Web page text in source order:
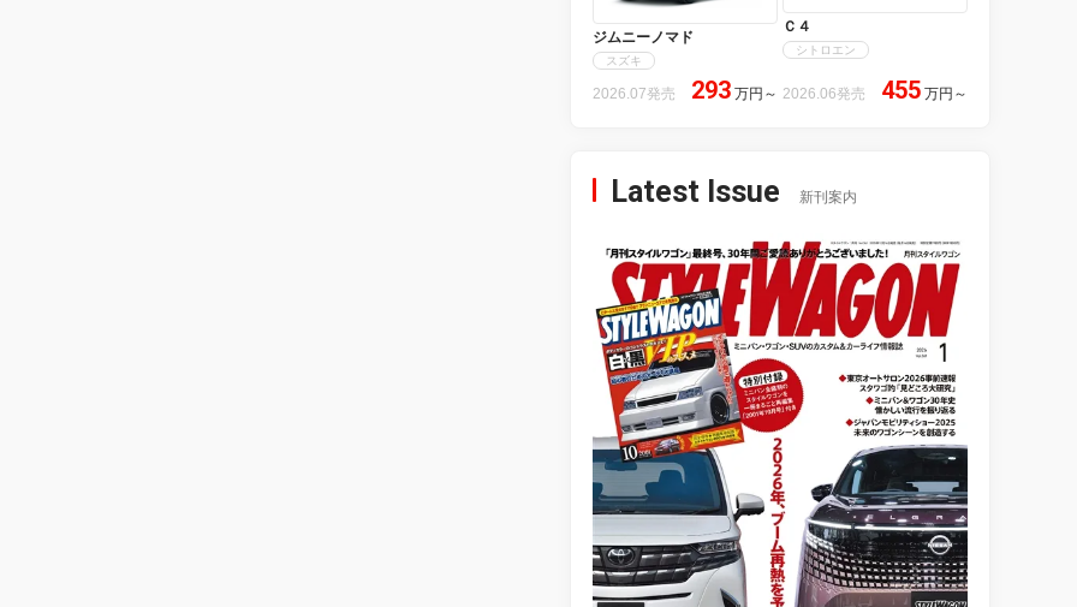
ジムニーノマド
スズキ
2026.07発売 293 万円 ～
Ｃ４
シトロエン
2026.06発売 455 万円 ～
Latest Issue 新刊案内